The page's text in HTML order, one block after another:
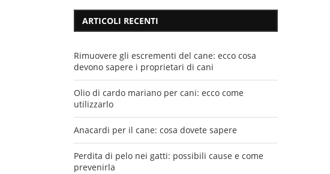
ARTICOLI RECENTI
Rimuovere gli escrementi del cane: ecco cosa
devono sapere i proprietari di cani
Olio di cardo mariano per cani: ecco come
utilizzarlo
Anacardi per il cane: cosa dovete sapere
Perdita di pelo nei gatti: possibili cause e come
prevenirla